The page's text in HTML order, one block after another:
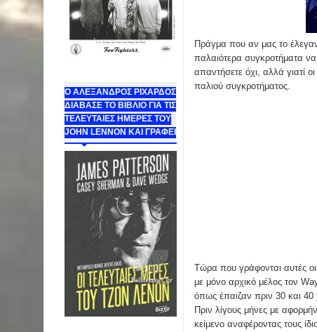
Ο ΑΛΕΞΑΝΔΡΟΣ ΡΙΧΑΡΔΟΣ
ΔΙΑΒΑΣΕ ΤΟ ΒΙΒΛΙΟ ΓΙΑ ΤΙΣ
ΤΕΛΕΥΤΑΙΕΣ ΗΜΕΡΕΣ ΤΟΥ
JOHN LENNON ΚΑΙ ΓΡΑΦΕΙ
Πράγμα που αν μας το
παλαιότερα συγκροτήματα
απαντήσετε όχι, αλλά γιατί
παλιού συγκροτήματος.
Τώρα που γράφονται αυτές
με μόνο αρχικό μέλος τον
όπως έπαιζαν πριν 30 και 40
Πριν λίγους μήνες με
κείμενο αναφέροντας τους